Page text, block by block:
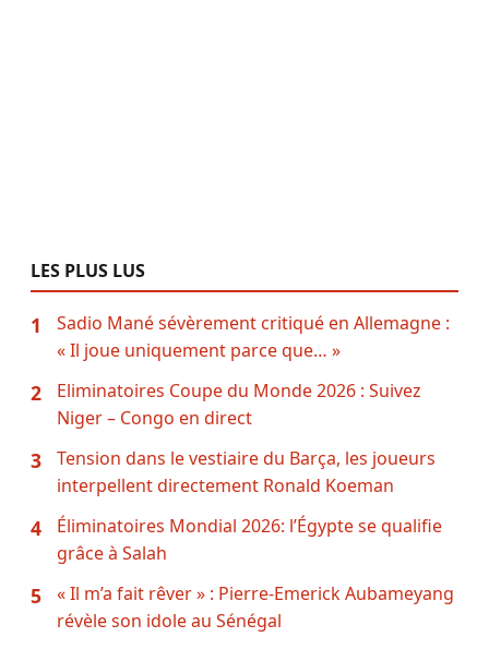
LES PLUS LUS
1
Sadio Mané sévèrement critiqué en Allemagne :
« Il joue uniquement parce que… »
2
Eliminatoires Coupe du Monde 2026 : Suivez
Niger – Congo en direct
3
Tension dans le vestiaire du Barça, les joueurs
interpellent directement Ronald Koeman
4
Éliminatoires Mondial 2026: l’Égypte se qualifie
grâce à Salah
5
« Il m’a fait rêver » : Pierre-Emerick Aubameyang
révèle son idole au Sénégal